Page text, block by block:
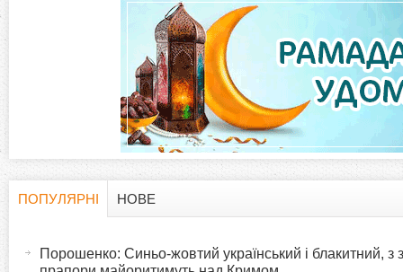
ПОПУЛЯРНІ
НОВЕ
Порошенко: Синьо-жовтий український і блакитний, з